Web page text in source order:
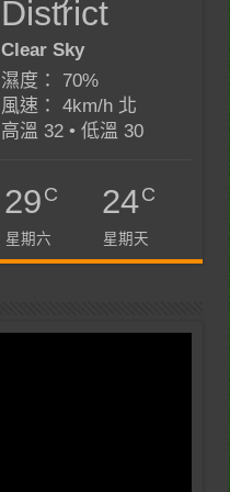
District
Clear Sky
濕度： 70%
風速： 4km/h 北
高溫 32 • 低溫 30
29C
星期六
24C
星期天